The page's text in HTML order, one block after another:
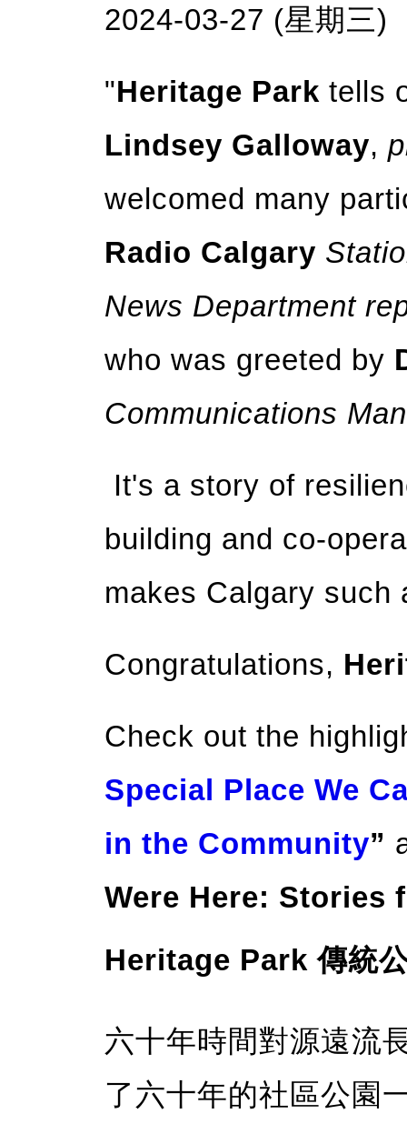
2024-03-27 (星期三)
"Heritage Park tells
Lindsey Galloway,
welcomed many
Radio Calgary
News Department
who was greeted by
Communications
It's a story of
building and co-
makes Calgary such
Congratulations,
Check out the
Special Place We
in the Community”
Were Here: Stories
Heritage Park 傳統
六十年時間對源遠流
了六十年的社區公園